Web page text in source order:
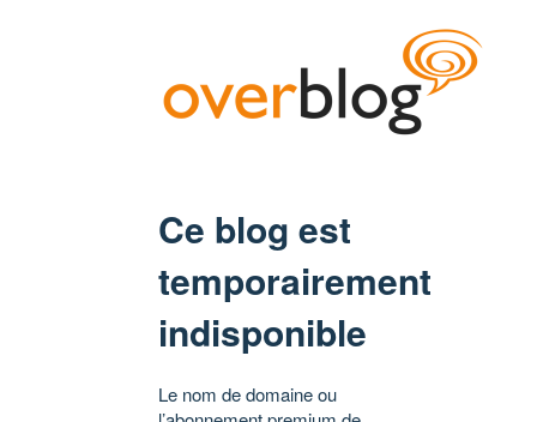
Ce blog est
temporairement
indisponible
Le nom de domaine ou